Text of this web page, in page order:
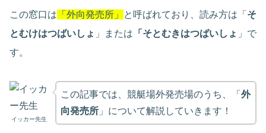
この窓口は 「外向発売所」 と呼ばれており、読み方は「 そ
とむけはつばいしょ 」または 「そとむきはつばいしょ 」で
す。
イッカー先生
この記事では、競艇場外発売場のうち、「 外
向発売所」について解説していきます！